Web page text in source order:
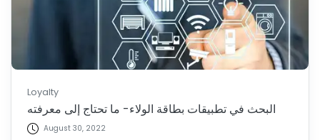
Loyalty
البحث في تطبيقات بطاقة الولاء- ما تحتاج إلى معرفته
August 30, 2022